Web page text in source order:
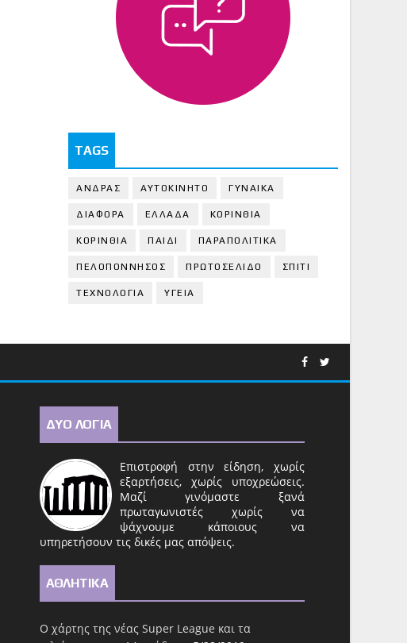
TAGS
ΑΝΔΡΑΣ ΑΥΤΟΚΙΝΗΤΟ ΓΥΝΑΙΚΑ
ΔΙΑΦΟΡΑ ΕΛΛΑΔΑ ΚΟΡΙΝΘΙΑ
ΚΟΡΙΝΘΙA ΠΑΙΔΙ ΠΑΡΑΠΟΛΙΤΙΚΑ
ΠΕΛΟΠΟΝΝΗΣΟΣ ΠΡΩΤΟΣΕΛΙΔΟ ΣΠΙΤΙ
ΤΕΧΝΟΛΟΓΙΑ ΥΓΕΙΑ
ΔΥΟ ΛΟΓΙΑ
Επιστροφή στην είδηση, χωρίς
εξαρτήσεις, χωρίς υποχρεώσεις.
Μαζί γινόμαστε ξανά
πρωταγωνιστές χωρίς να
ψάχνουμε κάποιους να
υπηρετήσουν τις δικές μας απόψεις.
ΑΘΛΗΤΙΚΑ
Ο χάρτης της νέας Super League και τα